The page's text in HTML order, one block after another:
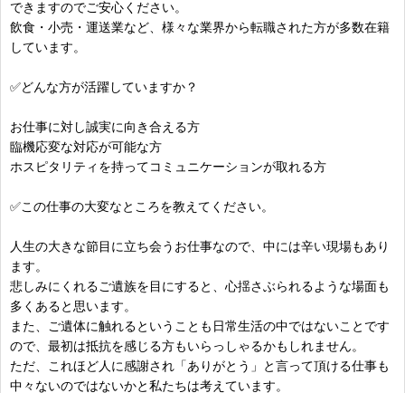
できますのでご安心ください。
飲食・小売・運送業など、様々な業界から転職された方が多数在籍
しています。
✅どんな方が活躍していますか？
お仕事に対し誠実に向き合える方
臨機応変な対応が可能な方
ホスピタリティを持ってコミュニケーションが取れる方
✅この仕事の大変なところを教えてください。
人生の大きな節目に立ち会うお仕事なので、中には辛い現場もあり
ます。
悲しみにくれるご遺族を目にすると、心揺さぶられるような場面も
多くあると思います。
また、ご遺体に触れるということも日常生活の中ではないことです
ので、最初は抵抗を感じる方もいらっしゃるかもしれません。
ただ、これほど人に感謝され「ありがとう」と言って頂ける仕事も
中々ないのではないかと私たちは考えています。